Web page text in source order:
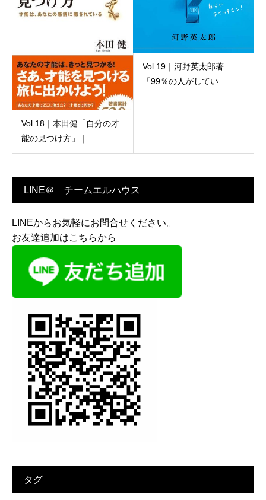
Vol.18｜本田健「自分の才
能の見つけ方」｜...
Vol.19｜河野英太郎著
「99％の人がしてい...
LINE＠ チームエルハウス
LINEからお気軽にお問合せください。
お友達追加はこちらから
タグ